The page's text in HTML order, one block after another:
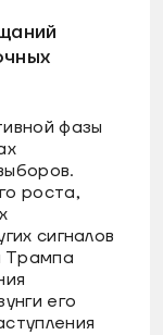
фазы
роста,
сигналов
Трампа
его